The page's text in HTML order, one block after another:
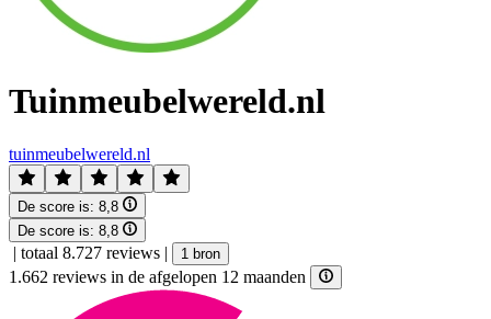
Tuinmeubelwereld.nl
tuinmeubelwereld.nl
De score is: 8,8
De score is: 8,8
| totaal 8.727 reviews | 1 bron
1.662 reviews in de afgelopen 12 maanden